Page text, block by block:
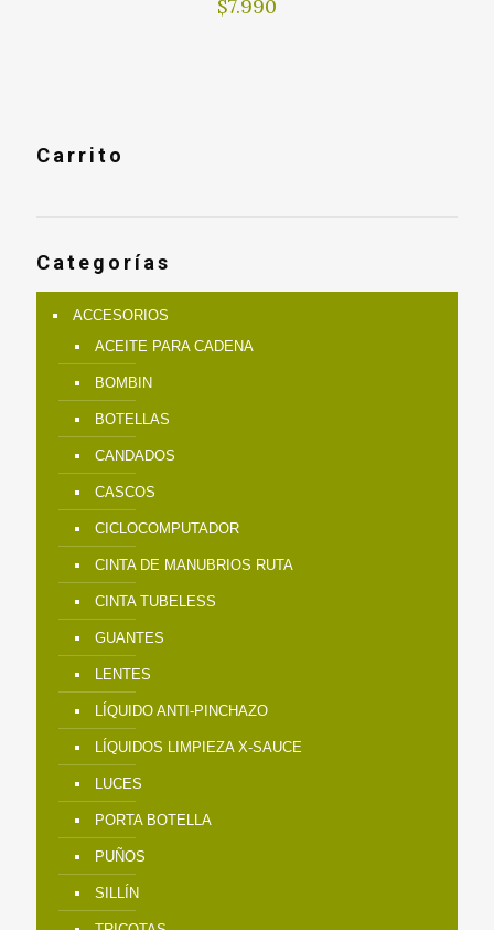
$7.990
Carrito
Categorías
ACCESORIOS
ACEITE PARA CADENA
BOMBIN
BOTELLAS
CANDADOS
CASCOS
CICLOCOMPUTADOR
CINTA DE MANUBRIOS RUTA
CINTA TUBELESS
GUANTES
LENTES
LÍQUIDO ANTI-PINCHAZO
LÍQUIDOS LIMPIEZA X-SAUCE
LUCES
PORTA BOTELLA
PUÑOS
SILLÍN